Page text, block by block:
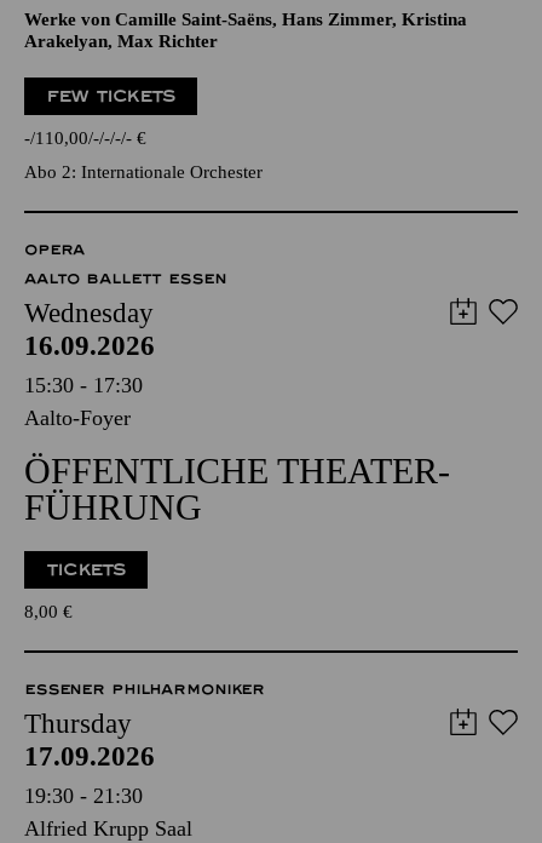
Werke von Camille Saint-Saëns, Hans Zimmer, Kristina
Arakelyan, Max Richter
FEW TICKETS
- 110,00 - - - - €
Abo 2: Internationale Orchester
OPERA
AALTO BALLETT ESSEN
Wednesday
16.09.2026
15:30 - 17:30
Aalto-Foyer
ÖFFENTLICHE THEATER­
FÜHRUNG
TICKETS
8,00 €
ESSENER PHILHARMONIKER
Thursday
17.09.2026
19:30 - 21:30
Alfried Krupp Saal